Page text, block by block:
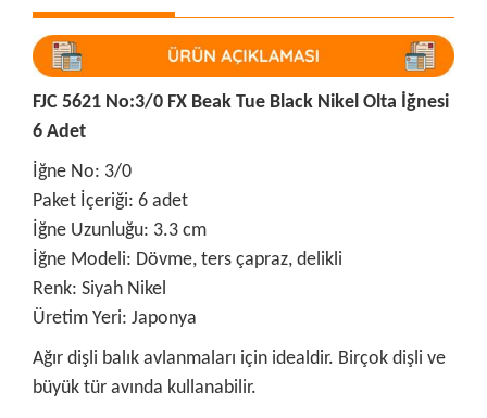
FJC 5621 No:3/0 FX Beak Tue Black Nikel Olta İğnesi
6 Adet
İğne No: 3/0
Paket İçeriği: 6 adet
İğne Uzunluğu: 3.3 cm
İğne Modeli: Dövme, ters çapraz, delikli
Renk: Siyah Nikel
Üretim Yeri: Japonya
Ağır dişli balık avlanmaları için idealdir. Birçok dişli ve
büyük tür avında kullanabilir.